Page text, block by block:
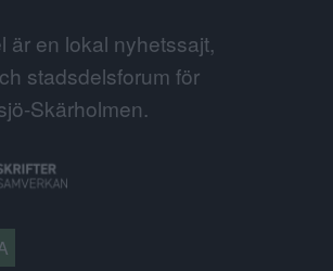
är en lokal nyhetssajt,
stadsdelsforum för
Skärholmen.